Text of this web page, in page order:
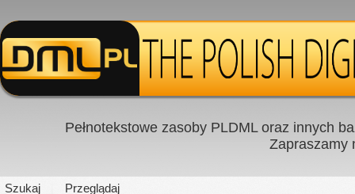
Pełnotekstowe zasoby PLDML oraz innych
Zapraszamy
Szukaj Przeglądaj